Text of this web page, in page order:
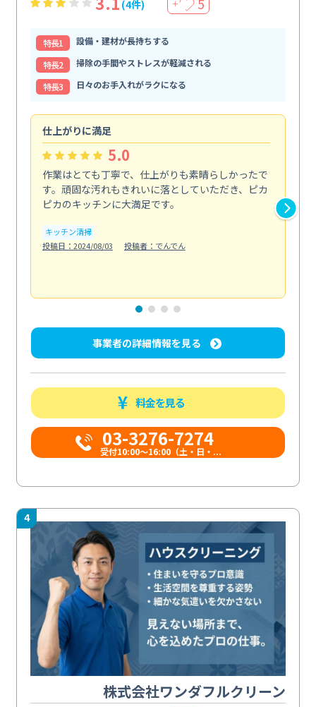
(4件) ＋ 5
特⻑1
設備・建材が長持ちする
特⻑2
掃除の手間やストレスが軽減される
特⻑3
日々のお手入れがラクになる
仕上がりに満足
5.0
作業はとても丁寧で、仕上がりも素晴らしかったで
す。頑固な汚れもきれいに落としていただき、ピカ
ピカのキッチンに大満足です。
キッチン清掃
投稿日：2024/08/03
投稿者：でんでん
事業者の詳細情報を見る
料金を見る
03-3276-7274
受付10:00〜16:00（土・日・...
4
株式会社ワンダフルクリーン